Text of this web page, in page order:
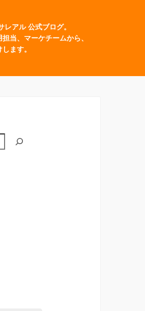
アル 公式ブログ。
当、マーケチームから、
ます。